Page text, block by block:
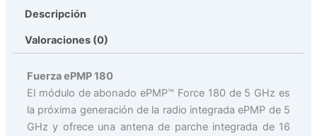
Descripción
Valoraciones (0)
Fuerza ePMP 180
El módulo de abonado ePMP™ Force 180 de 5 GHz es
la próxima generación de la radio integrada ePMP de 5
GHz y ofrece una antena de parche integrada de 16